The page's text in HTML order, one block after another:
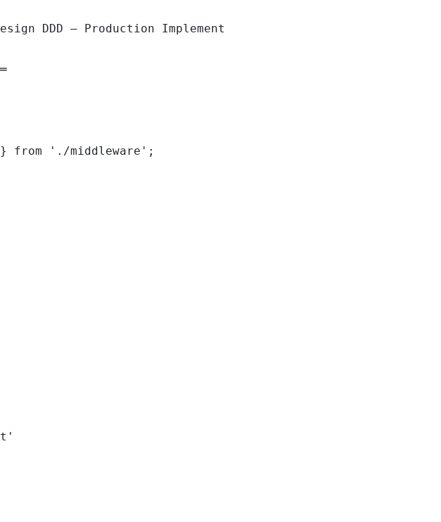
DDD — Production Implementation
from './middleware';